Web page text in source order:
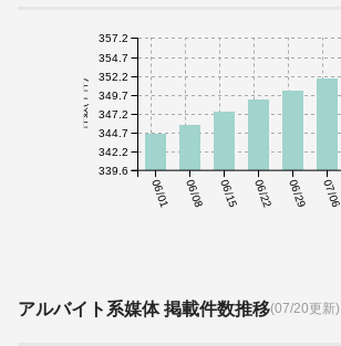
06/01 06/08 06/15 06/22 06/29 07/06
件数(千件)
339.6
342.2
344.7
347.2
349.7
352.2
354.7
357.2
アルバイト系媒体 掲載件数推移(07/20更新)